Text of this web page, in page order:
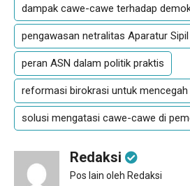
dampak cawe-cawe terhadap
pengawasan netralitas Aparatur
peran ASN dalam politik praktis
reformasi birokrasi untuk
solusi mengatasi cawe-cawe di
Redaksi
Pos lain oleh Redaksi